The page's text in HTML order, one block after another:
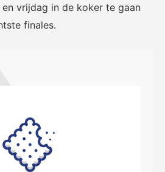
de KNVB
vrijdag in de koker te gaan
finales.